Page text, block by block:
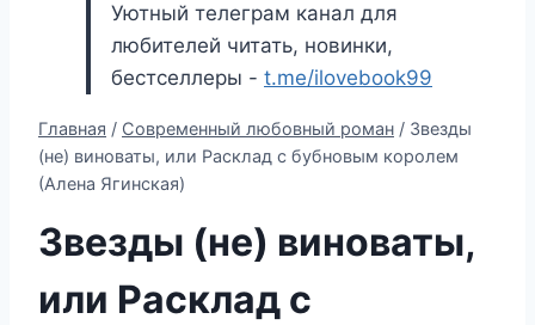
Уютный телеграм канал для
любителей читать, новинки,
бестселлеры - t.me/ilovebook99
Главная / Современный любовный роман / Звезды
(не) виноваты, или Расклад с бубновым королем
(Алена Ягинская)
Звезды (не) виноваты,
или Расклад с